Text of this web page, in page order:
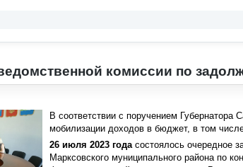
комиссии по
В соответствии с поручением Губернатора
мобилизации доходов в бюджет, в том
26 июля 2023 годасостоялось очередное
Марксовского муниципального района по